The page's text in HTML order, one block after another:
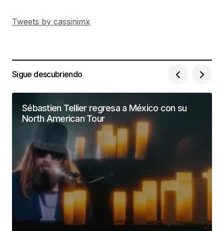
Tweets by cassinimx
Sigue descubriendo
Sébastien Tellier regresa a México con su
North American Tour